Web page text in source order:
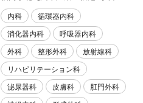
内科
循環器内科
消化器内科
呼吸器内科
外科
整形外科
放射線科
リハビリテーション科
泌尿器科
皮膚科
肛門外科